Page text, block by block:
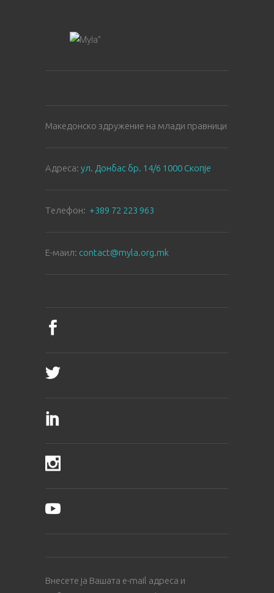
Македонско здружение на млади правници
Aдреса: ул. Донбас бр. 14/6 1000 Скопје
Tелефон: +389 72 223 963
E-маил: contact@myla.org.mk
Внесете ја Вашата е-mail адреса и